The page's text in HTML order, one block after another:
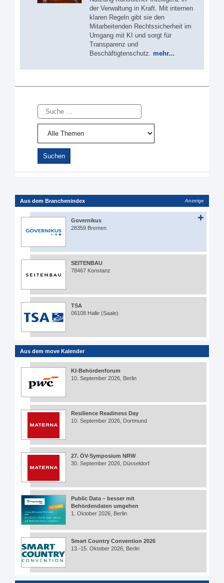
der Verwaltung in Kraft. Mit internen
klaren Regeln gibt sie den
Mitarbeitenden Rechtssicherheit im
Umgang mit KI und sorgt für
Transparenz und
Beschäftigtenschutz. mehr...
Suche
Aus dem Branchenindex Anzeige
Governikus
28359 Bremen
SEITENBAU
78467 Konstanz
TSA
06108 Halle (Saale)
Aus dem move Kalender
KI-Behördenforum
10. September 2026, Berlin
Resilience Readiness Day
10. September 2026, Dortmund
27. ÖV-Symposium NRW
30. September 2026, Düsseldorf
Public Data – besser mit
Behördendaten umgehen
1. Oktober 2026, Berlin
Smart Country Convention 2026
13.-15. Oktober 2026, Berlin